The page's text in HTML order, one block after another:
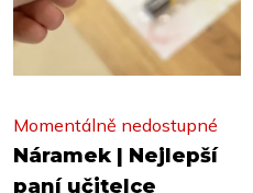
Náramek | Nejlepší
paní učitelce
Momentálně nedostupné